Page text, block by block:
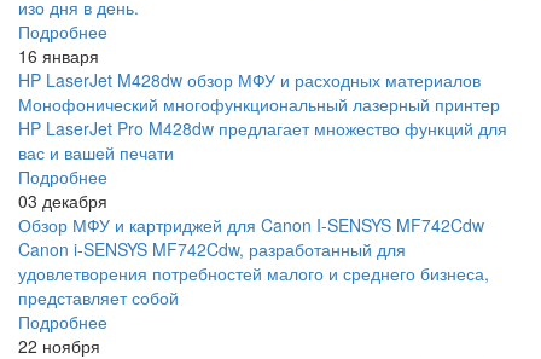
изо дня в день.
Подробнее
16 января
HP LaserJet M428dw обзор МФУ и расходных материалов
Монофонический многофункциональный лазерный принтер
HP LaserJet Pro M428dw предлагает множество функций для
вас и вашей печати
Подробнее
03 декабря
Обзор МФУ и картриджей для Canon I-SENSYS MF742Cdw
Canon i-SENSYS MF742Cdw, разработанный для
удовлетворения потребностей малого и среднего бизнеса,
представляет собой
Подробнее
22 ноября